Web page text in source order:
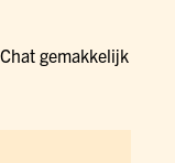
gemakkelijk